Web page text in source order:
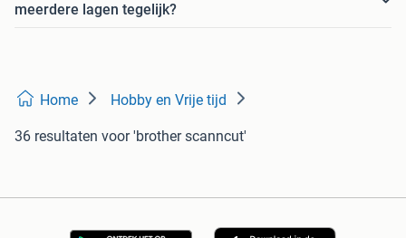
meerdere lagen tegelijk?
Home Hobby en Vrije tijd
36 resultaten voor 'brother scanncut'